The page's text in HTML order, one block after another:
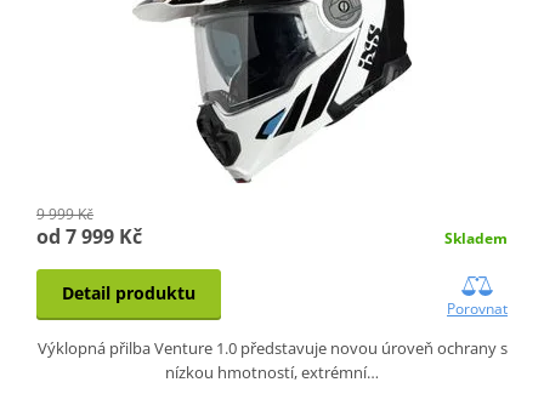
9 999 Kč
od 7 999 Kč Skladem
Detail produktu
Porovnat
Výklopná přilba Venture 1.0 představuje novou úroveň ochrany s
nízkou hmotností, extrémní…